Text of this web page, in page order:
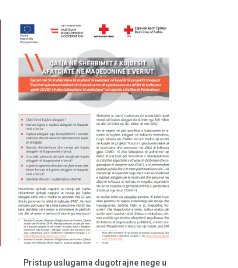
Pristup uslugama dugotrajne nege u